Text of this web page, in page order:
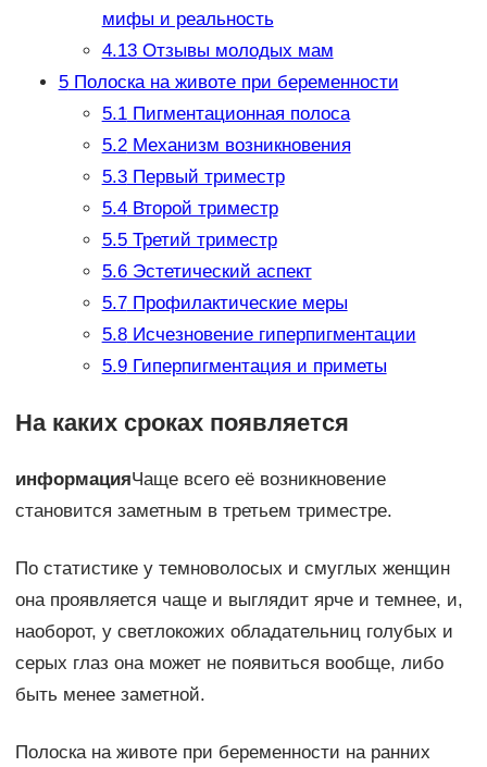
мифы и реальность
4.13Отзывы молодых мам
5Полоска на животе при беременности
5.1Пигментационная полоса
5.2Механизм возникновения
5.3Первый триместр
5.4Второй триместр
5.5Третий триместр
5.6Эстетический аспект
5.7Профилактические меры
5.8Исчезновение гиперпигментации
5.9Гиперпигментация и приметы
На каких сроках появляется
информацияЧаще всего её возникновение
становится заметным в третьем триместре.
По статистике у темноволосых и смуглых женщин
она проявляется чаще и выглядит ярче и темнее, и,
наоборот, у светлокожих обладательниц голубых и
серых глаз она может не появиться вообще, либо
быть менее заметной.
Полоска на животе при беременности на ранних